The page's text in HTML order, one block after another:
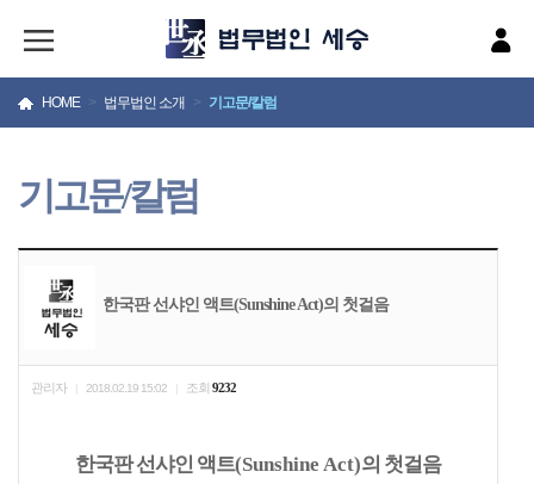
HOME > 법무법인 소개 > 기고문/칼럼
기고문/칼럼
한국판 선샤인 액트(Sunshine Act)의 첫걸음
관리자 2018.02.19 15:02 조회 9232
한국판 선샤인 액트(Sunshine Act)의 첫걸음